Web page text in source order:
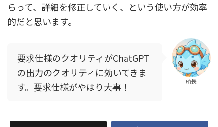
らって、詳細を修正していく、
という使い方が効率
的だと思います。
要求仕様のクオリティがChatGPT
の出力のクオリティに効いてきま
す。要求仕様がやはり大事！
所長